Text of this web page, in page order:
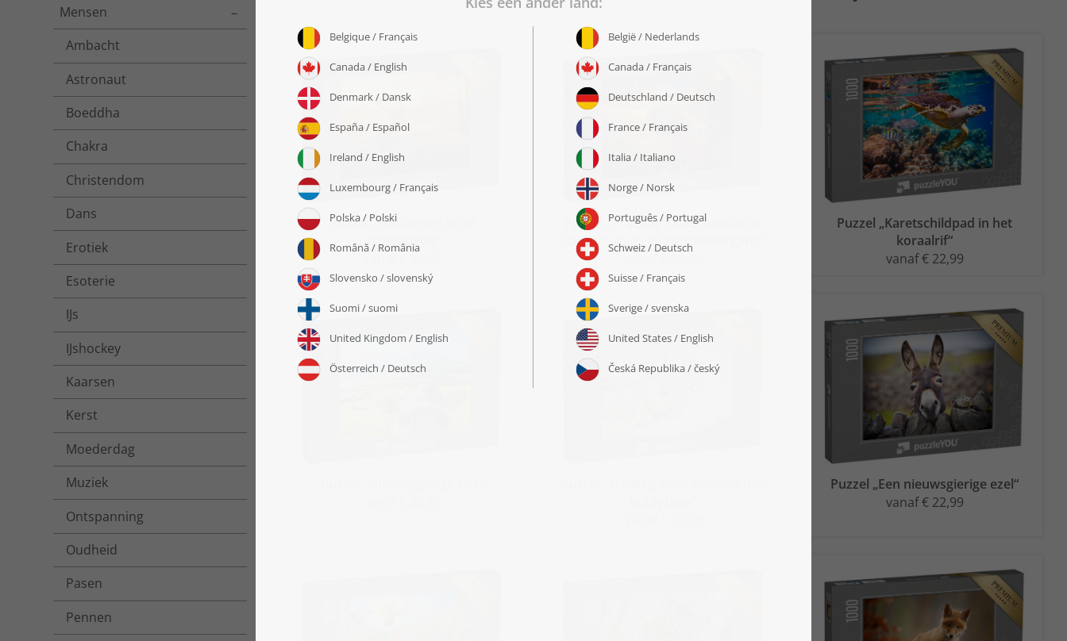
Mensen
Toggle menu
Ambacht
Astronaut
Boeddha
Chakra
Christendom
Dans
Erotiek
Esoterie
IJs
IJshockey
Kaarsen
Kerst
Moederdag
Muziek
Ontspanning
Oudheid
Pasen
Pennen
Puzzel „Edelherten in de
ochtendzon“
Puzzel „Prachtige kleuren van de
natuur: ara in de zonsondergang“
Puzzel „Karetschildpad in het
koraalrif“
vanaf € 22,99
Puzzel „Een nieuwsgierige ezel“
vanaf € 22,99